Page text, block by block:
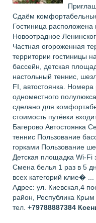
Сдаём
Гостиница
Новоотрадное
Частная огороженная
территории гостиницы
бассейн, детская
настольный теннис,
FI, автостоянка. Номера
одноместного
сделано для
стоимость путёвки
Багерово Автостоянка
теннис Пользование
горками Пользование
Детская площадка Wi-
Смена белья 1 раз в 5
всех категорий клие� ...
Адрес: ул. Киевская,4
район, Республика Крым
тел. +79788887384